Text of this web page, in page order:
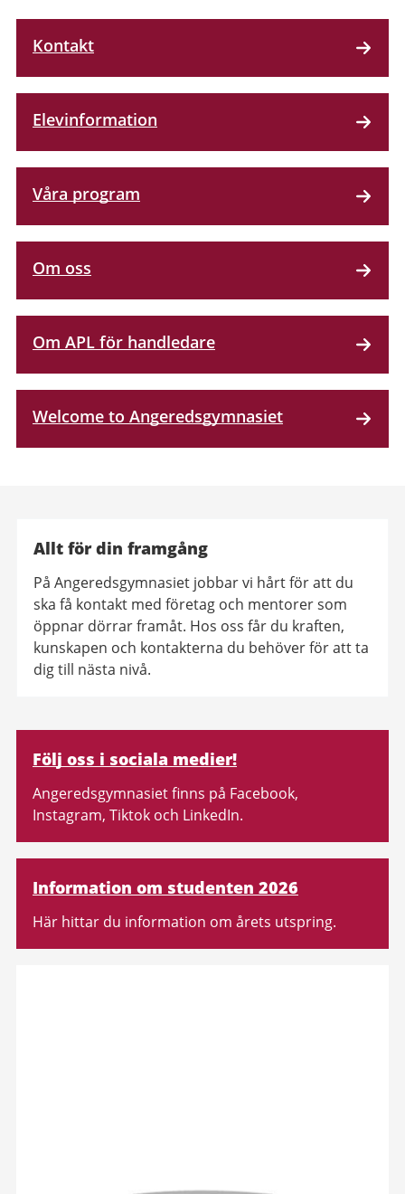
Kontakt
Elevinformation
Våra program
Om oss
Om APL för handledare
Welcome to Angeredsgymnasiet
Allt för din framgång
På Angeredsgymnasiet jobbar vi hårt för att du
ska få kontakt med företag och mentorer som
öppnar dörrar framåt. Hos oss får du kraften,
kunskapen och kontakterna du behöver för att ta
dig till nästa nivå.
Relaterad
information
Följ oss i sociala medier!
Angeredsgymnasiet finns på Facebook,
Instagram, Tiktok och LinkedIn.
Information om studenten 2026
Här hittar du information om årets utspring.